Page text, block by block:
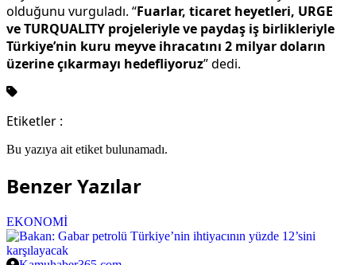
olduğunu vurguladı. “Fuarlar, ticaret heyetleri, URGE
ve TURQUALITY projeleriyle ve paydaş iş birlikleriyle
Türkiye’nin kuru meyve ihracatını 2 milyar doların
üzerine çıkarmayı hedefliyoruz” dedi.
Etiketler :
Bu yazıya ait etiket bulunamadı.
Benzer Yazılar
EKONOMİ